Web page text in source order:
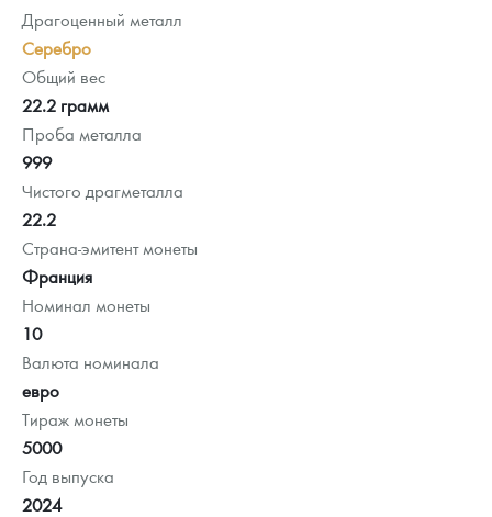
Драгоценный металл
Серебро
Общий вес
22.2 грамм
Проба металла
999
Чистого драгметалла
22.2
Страна-эмитент монеты
Франция
Номинал монеты
10
Валюта номинала
евро
Тираж монеты
5000
Год выпуска
2024